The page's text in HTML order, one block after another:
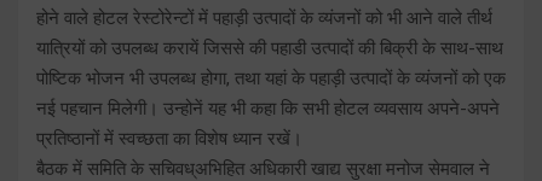
होने वाले होटल रेस्टोरेन्टों में पहाड़ी उत्पादों के व्यंजनों को भी आने वाले तीर्थ
यात्रियों को उपलब्ध करायें जिससे की पहाडी उत्पादों की बिक्री के साथ-साथ
पोष्टिक भोजन भी उपलब्ध होगा, तथा यहां के पहाड़ी उत्पादों के व्यंजनों को एक
नई पहचान मिलेगी। उन्होनें यह भी कहा कि सभी होटल व्यवसाय अपने-अपने
प्रतिष्ठानों में स्वच्छता का विशेष ध्यान रखें।
बैठक में समिति के सचिवध्अभिहित अधिकारी खाद्य सुरक्षा मनोज सेमवाल ने